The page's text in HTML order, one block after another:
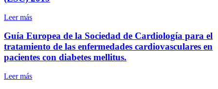
Leer más
Guía Europea de la Sociedad de Cardiología para el
tratamiento de las enfermedades cardiovasculares en
pacientes con diabetes mellitus.
Leer más